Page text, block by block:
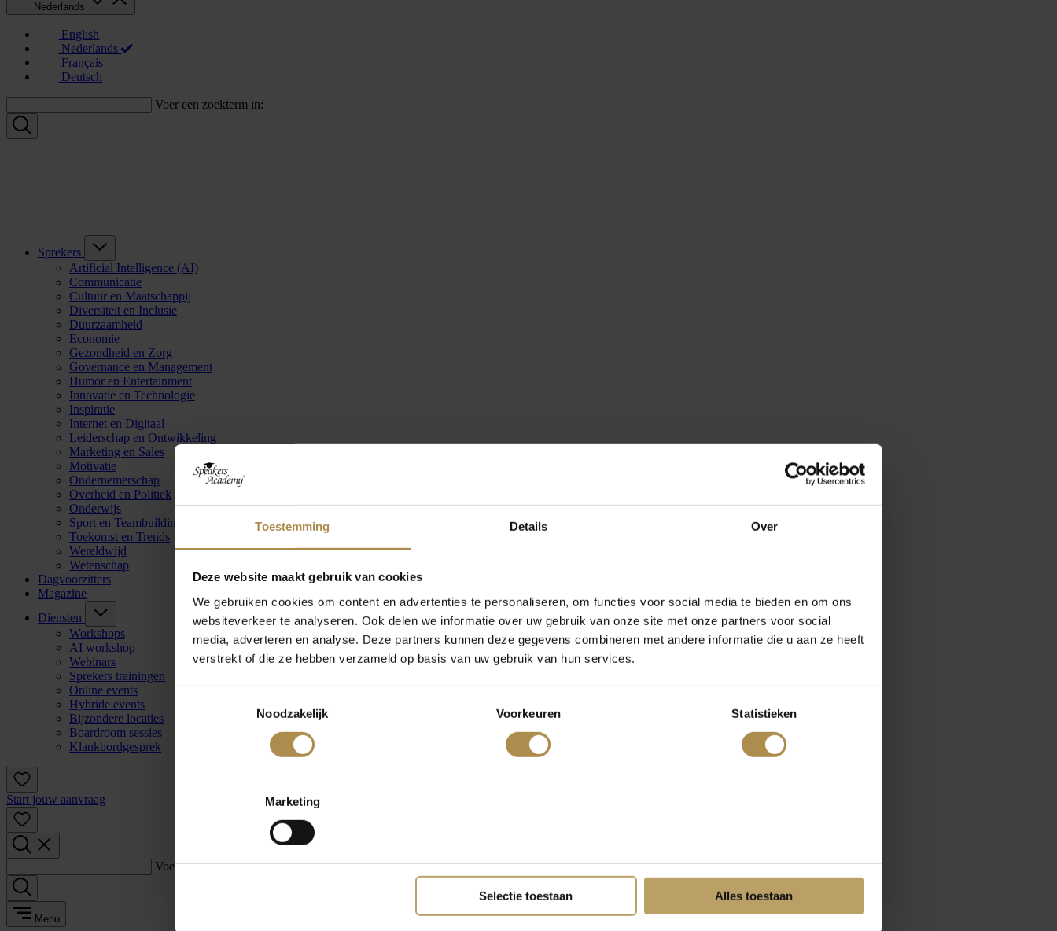
Toestemming Details Over
Deze website maakt gebruik van cookies
We gebruiken cookies om content en advertenties te personaliseren, om functies voor social media te bieden en om ons
websiteverkeer te analyseren. Ook delen we informatie over uw gebruik van onze site met onze partners voor social
media, adverteren en analyse. Deze partners kunnen deze gegevens combineren met andere informatie die u aan ze heeft
verstrekt of die ze hebben verzameld op basis van uw gebruik van hun services.
Noodzakelijk
Voorkeuren Statistieken
Marketing
Selectie toestaan Alles toestaan
Nederlands
English
Nederlands
Français
Deutsch
Voer een zoekterm in:
Sprekers
Artificial Intelligence (AI)
Communicatie
Cultuur en Maatschappij
Diversiteit en Inclusie
Duurzaamheid
Economie
Gezondheid en Zorg
Governance en Management
Humor en Entertainment
Innovatie en Technologie
Inspiratie
Internet en Digitaal
Leiderschap en Ontwikkeling
Marketing en Sales
Motivatie
Ondernemerschap
Overheid en Politiek
Onderwijs
Sport en Teambuilding
Toekomst en Trends
Wereldwijd
Wetenschap
Dagvoorzitters
Magazine
Diensten
Workshops
AI workshop
Webinars
Sprekers trainingen
Online events
Hybride events
Bijzondere locaties
Boardroom sessies
Klankbordgesprek
Start jouw aanvraag
Voer een zoekterm in:
Menu